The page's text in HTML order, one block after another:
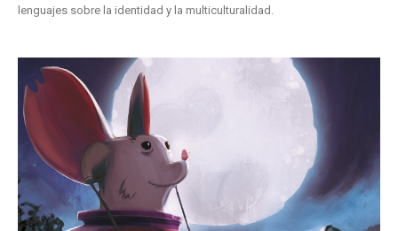
lenguajes sobre la identidad y la multiculturalidad.